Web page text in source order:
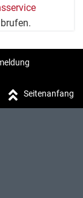
Seitenanfang